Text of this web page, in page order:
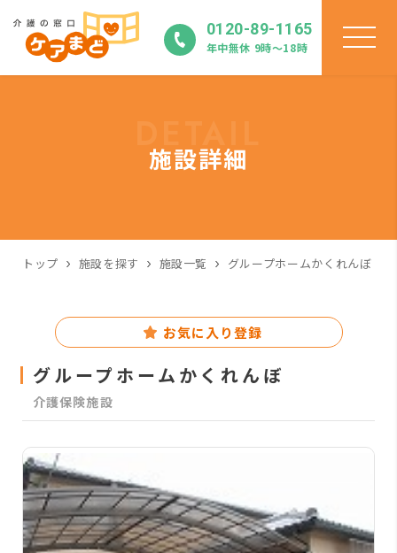
0120-89-1165
年中無休 9時〜18時
施設詳細
トップ 施設を探す 施設一覧 グループホームかくれんぼ
お気に入り登録
グループホームかくれんぼ
介護保険施設